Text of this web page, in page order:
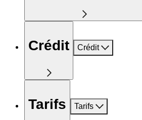
Crédit Crédit
Tarifs Tarifs